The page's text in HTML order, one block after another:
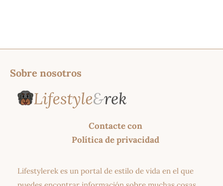
Sobre nosotros
Contacte con
Política de privacidad
Lifestylerek es un portal de estilo de vida en el que